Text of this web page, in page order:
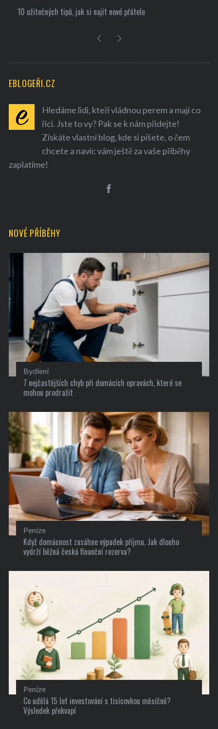
10 užitečných tipů, jak si najít nové přátele
EBLOGEŘI.CZ
Hledáme lidi, kteří vládnou perem a mají co
říci. Jste to vy? Pak se k nám přidejte!
Získáte vlastní blog, kde si píšete, o čem
chcete a navíc vám ještě za vaše příběhy
zaplatíme!
NOVÉ PŘÍBĚHY
Bydlení
7 nejčastějších chyb při domácích opravách, které se
mohou prodražit
Peníze
Když domácnost zasáhne výpadek příjmu. Jak dlouho
vydrží běžná česká finanční rezerva?
Peníze
Co udělá 15 let investování s tisícovkou měsíčně?
Výsledek překvapí